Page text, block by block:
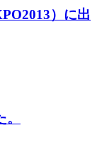
）に出